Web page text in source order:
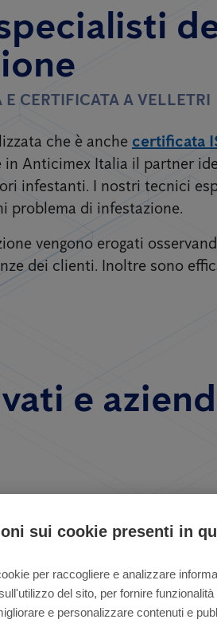
CERTIFICATA A VELLETRI
che è anche certificata
in Anticimex Italia il partner
infestanti. I nostri tecnici
problema di infestazione.
vengono erogati
dei clienti. Inoltre sono
​​e
Hai
sui cookie presenti in
per raccogliere e analizzare
del sito, per fornire
e personalizzare contenuti e